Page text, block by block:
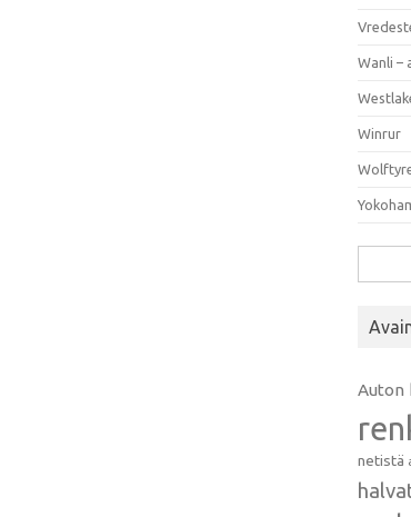
Wanli –
Winrur
Auton
netistä